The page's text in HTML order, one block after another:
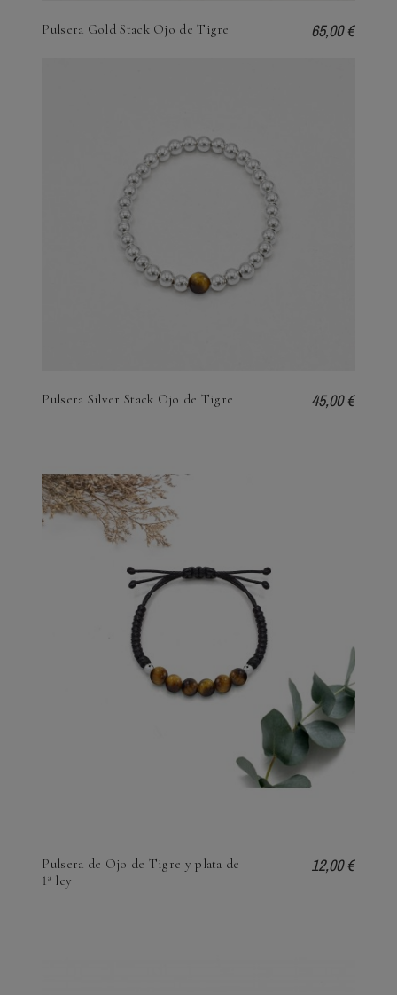
Pulsera Gold Stack Ojo de Tigre 65,00 €
Pulsera Silver Stack Ojo de Tigre 45,00 €
Pulsera de Ojo de Tigre y plata de
1ª ley
12,00 €